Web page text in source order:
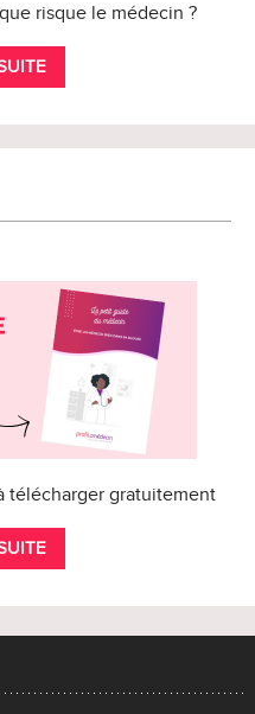
risque le médecin ?
télécharger gratuitement